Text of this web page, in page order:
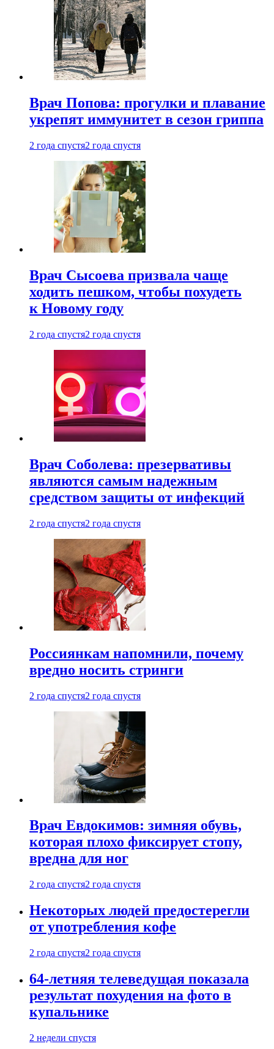
Врач Попова: прогулки и плавание
укрепят иммунитет в сезон гриппа
2 года спустя2 года спустя
Врач Сысоева призвала чаще
ходить пешком, чтобы похудеть
к Новому году
2 года спустя2 года спустя
Врач Соболева: презервативы
являются самым надежным
средством защиты от инфекций
2 года спустя2 года спустя
Россиянкам напомнили, почему
вредно носить стринги
2 года спустя2 года спустя
Врач Евдокимов: зимняя обувь,
которая плохо фиксирует стопу,
вредна для ног
2 года спустя2 года спустя
Некоторых людей предостерегли
от употребления кофе
2 года спустя2 года спустя
64-летняя телеведущая показала
результат похудения на фото в
купальнике
2 недели спустя